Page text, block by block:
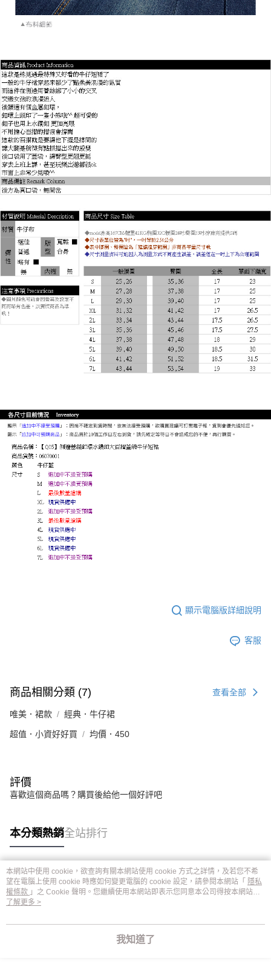
顯示電腦版詳細說明
客服
商品相關分類 (7) 查看全部
唯美．裙款 經典．牛仔裙
超值．小資好好買 均價．450
評價
喜歡這個商品嗎？購買後給他一個好評吧
本分類熱銷全站排行
熱門標籤
本網站中使用 cookie，欲查詢有關本網站使用 cookie 方式之詳情，及若您不希
望在電腦上使用 cookie 時應如何變更電腦的 cookie 設定，請參閱本網站「 隱私
權條款 」之 Cookie 聲明。您繼續使用本網站即表示您同意本公司得按本網站使
用條款之 Cookie 聲明使用 cookie。
了解更多 >
我知道了